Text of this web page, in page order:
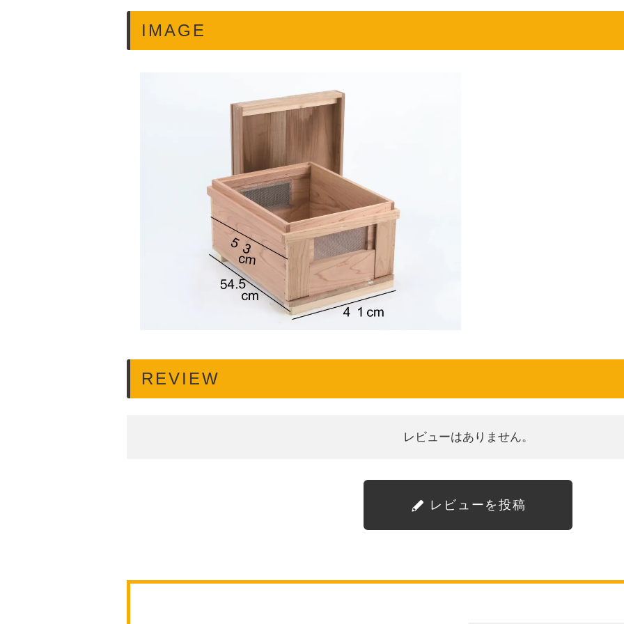
IMAGE
REVIEW
レビューはありません。
レビューを投稿